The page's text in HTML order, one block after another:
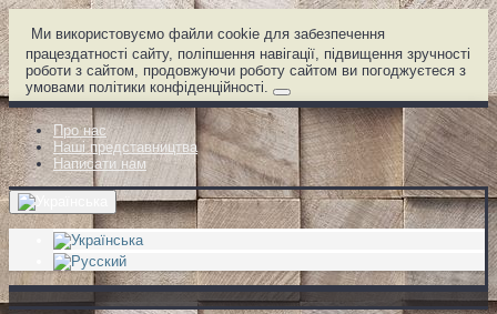
Ми використовуємо файли cookie для забезпечення
працездатності сайту, поліпшення навігації, підвищення зручності
роботи з сайтом, продовжуючи роботу сайтом ви погоджуєтеся з
умовами політики конфіденційності.
Про нас
Наші представництва
Написати нам